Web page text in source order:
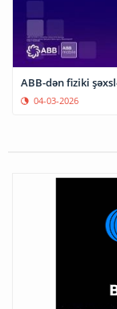
ABB-dən fiziki
04-03-2026